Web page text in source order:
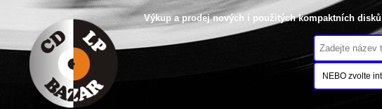
Výkup a prodej nových i použitých kompaktních